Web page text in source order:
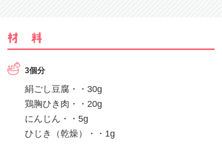
3個分
絹ごし豆腐・・30g
鶏胸ひき肉・・20g
にんじん・・5g
ひじき（乾燥）・・1g